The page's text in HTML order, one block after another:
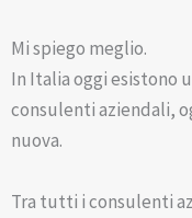
Mi spiego meglio.
In Italia oggi esistono
consulenti aziendali,
nuova.
Tra tutti i consulenti